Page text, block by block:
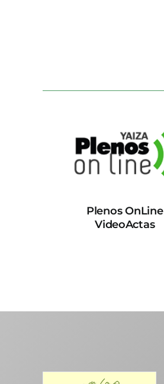
Plenos OnLine
VideoActas